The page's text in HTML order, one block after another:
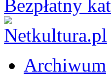
Bezpłatny
Archiwum